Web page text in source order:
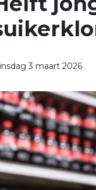
3 maart 2026